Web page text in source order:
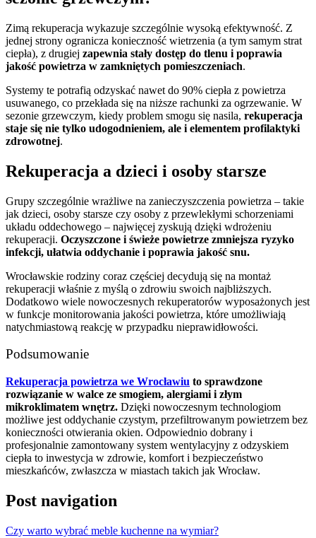
Zimą rekuperacja wykazuje szczególnie wysoką efektywność. Z
jednej strony ogranicza konieczność wietrzenia (a tym samym strat
ciepła), z drugiej zapewnia stały dostęp do tlenu i poprawia
jakość powietrza w zamkniętych pomieszczeniach.
Systemy te potrafią odzyskać nawet do 90% ciepła z powietrza
usuwanego, co przekłada się na niższe rachunki za ogrzewanie. W
sezonie grzewczym, kiedy problem smogu się nasila, rekuperacja
staje się nie tylko udogodnieniem, ale i elementem profilaktyki
zdrowotnej.
Rekuperacja a dzieci i osoby starsze
Grupy szczególnie wrażliwe na zanieczyszczenia powietrza – takie
jak dzieci, osoby starsze czy osoby z przewlekłymi schorzeniami
układu oddechowego – najwięcej zyskują dzięki wdrożeniu
rekuperacji. Oczyszczone i świeże powietrze zmniejsza ryzyko
infekcji, ułatwia oddychanie i poprawia jakość snu.
Wrocławskie rodziny coraz częściej decydują się na montaż
rekuperacji właśnie z myślą o zdrowiu swoich najbliższych.
Dodatkowo wiele nowoczesnych rekuperatorów wyposażonych jest
w funkcje monitorowania jakości powietrza, które umożliwiają
natychmiastową reakcję w przypadku nieprawidłowości.
Podsumowanie
Rekuperacja powietrza we Wrocławiu to sprawdzone
rozwiązanie w walce ze smogiem, alergiami i złym
mikroklimatem wnętrz. Dzięki nowoczesnym technologiom
możliwe jest oddychanie czystym, przefiltrowanym powietrzem bez
konieczności otwierania okien. Odpowiednio dobrany i
profesjonalnie zamontowany system wentylacyjny z odzyskiem
ciepła to inwestycja w zdrowie, komfort i bezpieczeństwo
mieszkańców, zwłaszcza w miastach takich jak Wrocław.
Post navigation
Czy warto wybrać meble kuchenne na wymiar?